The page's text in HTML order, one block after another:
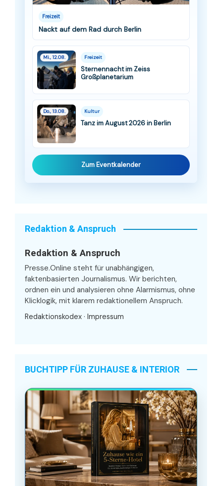
Freizeit
Nackt auf dem Rad durch Berlin
Mi., 12.08. Freizeit
Sternennacht im Zeiss
Großplanetarium
Do., 13.08. Kultur
Tanz im August 2026 in Berlin
Zum Eventkalender
Redaktion & Anspruch
Redaktion & Anspruch
Presse.Online steht für unabhängigen,
faktenbasierten Journalismus. Wir berichten,
ordnen ein und analysieren ohne Alarmismus, ohne
Klicklogik, mit klarem redaktionellem Anspruch.
Redaktionskodex · Impressum
BUCHTIPP FÜR ZUHAUSE & INTERIOR